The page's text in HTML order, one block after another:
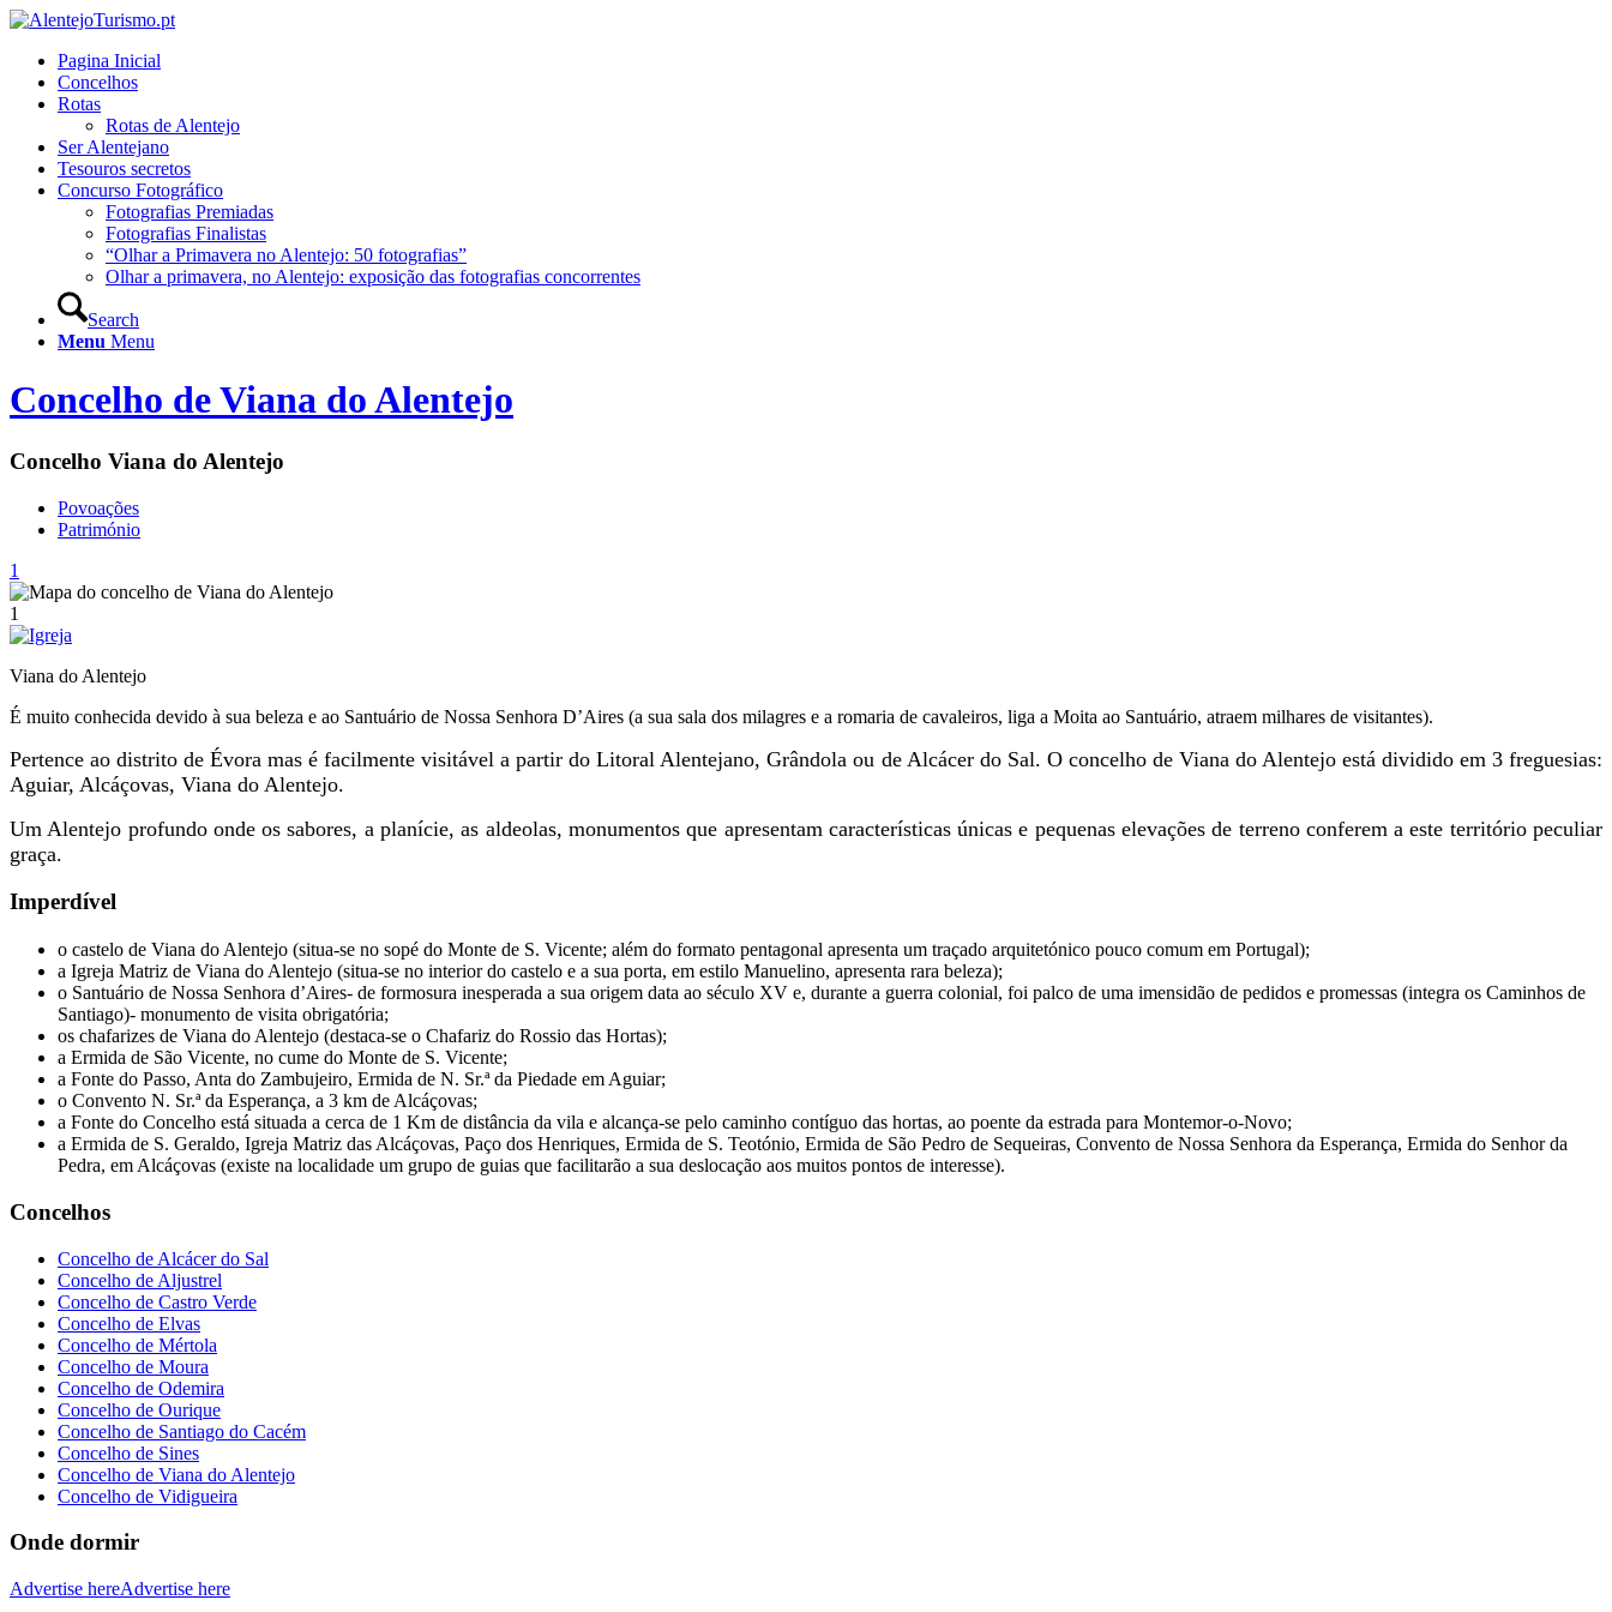
Pagina Inicial
Concelhos
Rotas
Rotas de Alentejo
Ser Alentejano
Tesouros secretos
Concurso Fotográfico
Fotografias Premiadas
Fotografias Finalistas
“Olhar a Primavera no Alentejo: 50 fotografias”
Olhar a primavera, no Alentejo: exposição das fotografias concorrentes
Search
Menu Menu
Concelho de Viana do Alentejo
Concelho Viana do Alentejo
Povoações
Património
1
1
Viana do Alentejo
É muito conhecida devido à sua beleza e ao Santuário de Nossa Senhora D’Aires (a sua sala dos milagres e a romaria de cavaleiros, liga a Moita ao Santuário, atraem milhares de visitantes).
Pertence ao distrito de Évora mas é facilmente visitável a partir do Litoral Alentejano, Grândola ou de Alcácer do Sal. O concelho de Viana do Alentejo está dividido em 3 freguesias:
Aguiar, Alcáçovas, Viana do Alentejo.
Um Alentejo profundo onde os sabores, a planície, as aldeolas, monumentos que apresentam características únicas e pequenas elevações de terreno conferem a este território peculiar
graça.
Imperdível
o castelo de Viana do Alentejo (situa-se no sopé do Monte de S. Vicente; além do formato pentagonal apresenta um traçado arquitetónico pouco comum em Portugal);
a Igreja Matriz de Viana do Alentejo (situa-se no interior do castelo e a sua porta, em estilo Manuelino, apresenta rara beleza);
o Santuário de Nossa Senhora d’Aires- de formosura inesperada a sua origem data ao século XV e, durante a guerra colonial, foi palco de uma imensidão de pedidos e promessas (integra os Caminhos de
Santiago)- monumento de visita obrigatória;
os chafarizes de Viana do Alentejo (destaca-se o Chafariz do Rossio das Hortas);
a Ermida de São Vicente, no cume do Monte de S. Vicente;
a Fonte do Passo, Anta do Zambujeiro, Ermida de N. Sr.ª da Piedade em Aguiar;
o Convento N. Sr.ª da Esperança, a 3 km de Alcáçovas;
a Fonte do Concelho está situada a cerca de 1 Km de distância da vila e alcança-se pelo caminho contíguo das hortas, ao poente da estrada para Montemor-o-Novo;
a Ermida de S. Geraldo, Igreja Matriz das Alcáçovas, Paço dos Henriques, Ermida de S. Teotónio, Ermida de São Pedro de Sequeiras, Convento de Nossa Senhora da Esperança, Ermida do Senhor da
Pedra, em Alcáçovas (existe na localidade um grupo de guias que facilitarão a sua deslocação aos muitos pontos de interesse).
Concelhos
Concelho de Alcácer do Sal
Concelho de Aljustrel
Concelho de Castro Verde
Concelho de Elvas
Concelho de Mértola
Concelho de Moura
Concelho de Odemira
Concelho de Ourique
Concelho de Santiago do Cacém
Concelho de Sines
Concelho de Viana do Alentejo
Concelho de Vidigueira
Onde dormir
Advertise hereAdvertise here